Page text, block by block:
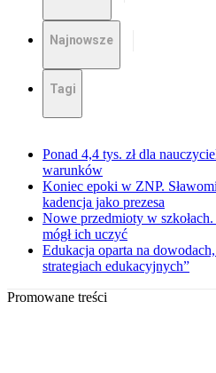
Najnowsze
Tagi
Ponad 4,4 tys. zł dla
warunków
Koniec epoki w ZNP.
kadencja jako prezesa
Nowe przedmioty w
mógł ich uczyć
Edukacja oparta na
strategiach edukacyjnych”
Promowane treści